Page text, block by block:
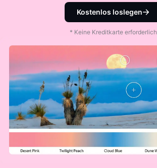
Kostenlos loslegen
* Keine Kreditkarte erforderlich